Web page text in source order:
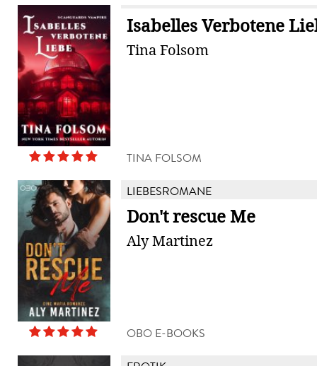
Isabelles Verbotene
Tina Folsom
TINA FOLSOM
LIEBESROMANE
Don't rescue Me
Aly Martinez
OBO E-BOOKS